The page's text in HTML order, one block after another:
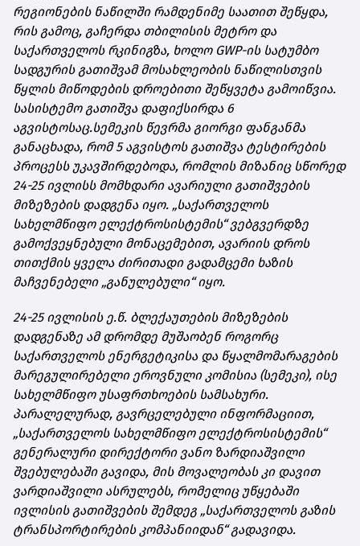
რეგიონების ნაწილში რამდენიმე საათით შეწყდა,
რის გამოც, გაჩერდა თბილისის მეტრო და
საქართველოს რკინიგზა, ხოლო GWP-ის სატუმბო
სადგურის გათიშვამ მოსახლეობის ნაწილისთვის
წყლის მიწოდების დროებითი შეწყვეტა გამოიწვია.
სასისტემო გათიშვა დაფიქსირდა 6
აგვისტოსაც.სემეკის წევრმა გიორგი ფანგანმა
განაცხადა, რომ 5 აგვისტოს გათიშვა ტესტირების
პროცესს უკავშირდებოდა, რომლის მიზანიც სწორედ
24-25 ივლისს მომხდარი ავარიული გათიშვების
მიზეზების დადგენა იყო. „საქართველოს
სახელმწიფო ელექტროსისტემის“ ვებგვერდზე
გამოქვეყნებული მონაცემებით, ავარიის დროს
თითქმის ყველა ძირითადი გადამცემი ხაზის
მაჩვენებელი „განულებული“ იყო.
24-25 ივლისის ე.წ. ბლექაუთების მიზეზების
დადგენაზე ამ დრომდე მუშაობენ როგორც
საქართველოს ენერგეტიკისა და წყალმომარაგების
მარეგულირებელი ეროვნული კომისია (სემეკი), ისე
სახელმწიფო უსაფრთხოების სამსახური.
პარალელურად, გავრცელებული ინფორმაციით,
„საქართველოს სახელმწიფო ელექტროსისტემის“
გენერალური დირექტორი ვანო ზარდიაშვილი
შვებულებაში გავიდა, მის მოვალეობას კი დავით
ვარდიაშვილი ასრულებს, რომელიც უწყებაში
ივლისის გათიშვების შემდეგ „საქართველოს გაზის
ტრანსპორტირების კომპანიიდან“ გადავიდა.